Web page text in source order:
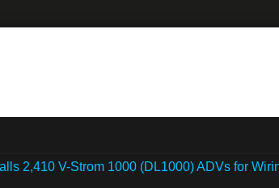
2,410 V-Strom 1000 (DL1000) ADVs for